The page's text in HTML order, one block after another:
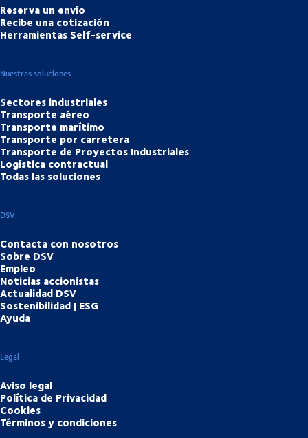
Reserva un envío
Recibe una cotización
Herramientas Self-service
Nuestras soluciones
Sectores industriales
Transporte aéreo
Transporte marítimo
Transporte por carretera
Transporte de Proyectos Industriales
Logística contractual
Todas las soluciones
DSV
Contacta con nosotros
Sobre DSV
Empleo
Noticias accionistas
Actualidad DSV
Sostenibilidad | ESG
Ayuda
Legal
Aviso legal
Política de Privacidad
Cookies
Términos y condiciones